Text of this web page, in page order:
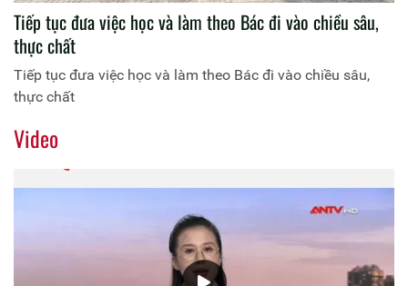
Tiếp tục đưa việc học và làm theo Bác đi vào chiều sâu,
thực chất
Tiếp tục đưa việc học và làm theo Bác đi vào chiều sâu,
thực chất
Video